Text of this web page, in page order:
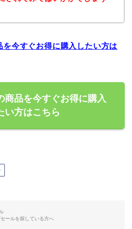
を今すぐお得に購入したい方は
商品を今すぐお得に購入
い方はこちら
ールを探している方へ